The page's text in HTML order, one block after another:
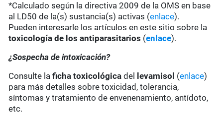
*Calculado según la directiva 2009 de la OMS en base
al LD50 de la(s) sustancia(s) activas (enlace).
Pueden interesarle los artículos en este sitio sobre la
toxicología de los antiparasitarios (enlace).
¿Sospecha de intoxicación?
Consulte laficha toxicológica del levamisol (enlace)
para más detalles sobre toxicidad, tolerancia,
síntomas y tratamiento de envenenamiento, antídoto,
etc.